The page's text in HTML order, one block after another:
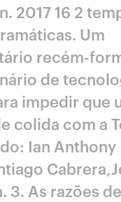
2017 16 2
Um
recém-
de
impedir que
colida com a
Ian Anthony
3. As razões